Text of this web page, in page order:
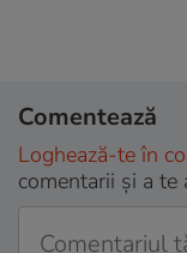
Comentează
Loghează-te în
comentarii și a